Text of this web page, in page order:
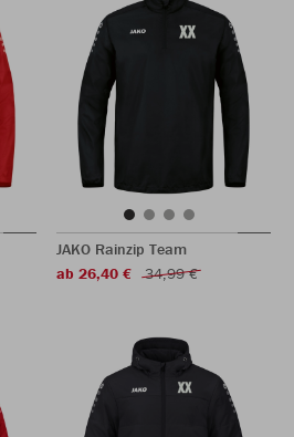
JAKO Rainzip Team
ab 26,40 €
34,99 €